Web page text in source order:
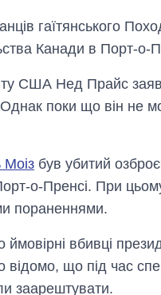
гаїтянського
Канади в Порт-о-
США Нед Прайс
поки що він не
Моіз був убитий
о-Пренсі. При
пораненнями.
ймовірні вбивці
відомо, що під час
заарештувати.